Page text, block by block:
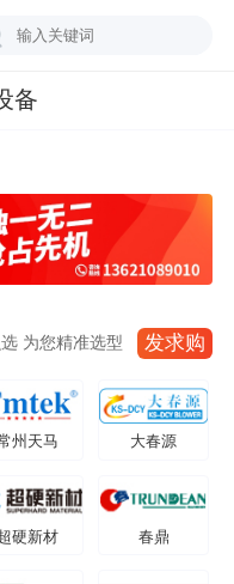
备
为您精准选型 发求购
州天马 大春源
硬新材 春鼎